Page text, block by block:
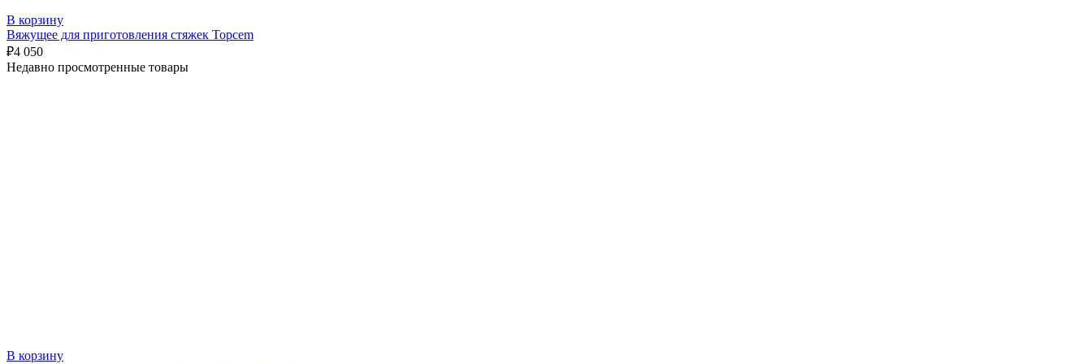
В корзину
Вяжущее для приготовления стяжек Topcem
₽4 050
Недавно просмотренные товары
В корзину